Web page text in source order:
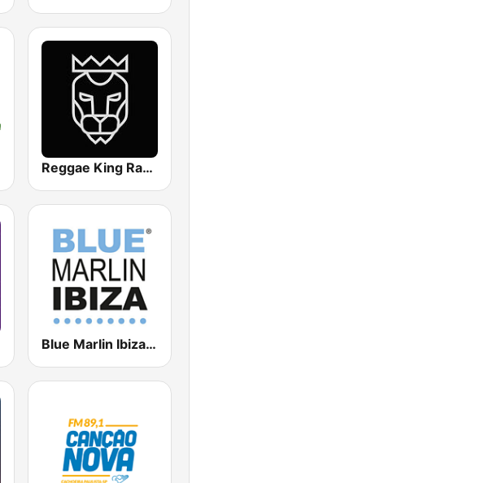
Reggae King Radio
Blue Marlin Ibiza Radio